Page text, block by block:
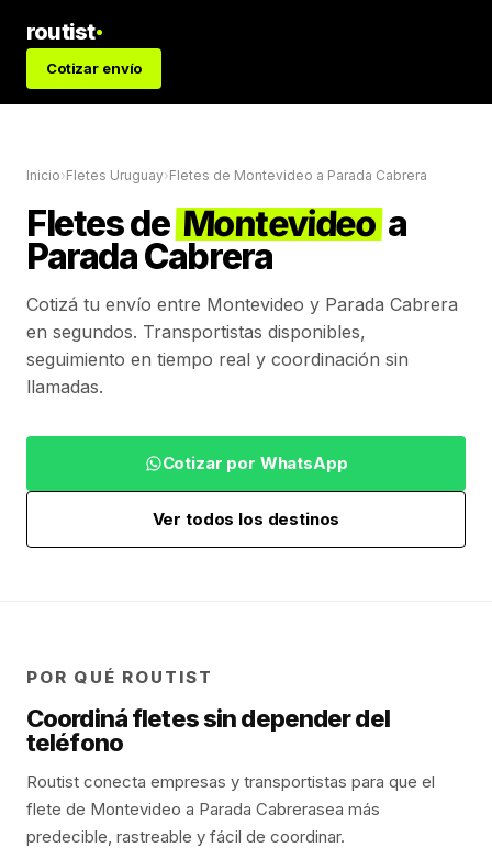
routist
Cotizar envío
Inicio›Fletes Uruguay›Fletes de Montevideo a Parada Cabrera
Fletes de Montevideo a
Parada Cabrera
Cotizá tu envío entre Montevideo y Parada Cabrera
en segundos. Transportistas disponibles,
seguimiento en tiempo real y coordinación sin
llamadas.
Cotizar por WhatsApp
Ver todos los destinos
POR QUÉ ROUTIST
Coordiná fletes sin depender del
teléfono
Routist conecta empresas y transportistas para que el
flete de Montevideo a Parada Cabrerasea más
predecible, rastreable y fácil de coordinar.